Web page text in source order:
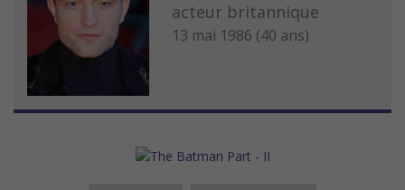
acteur britannique
13 mai 1986 (40 ans)